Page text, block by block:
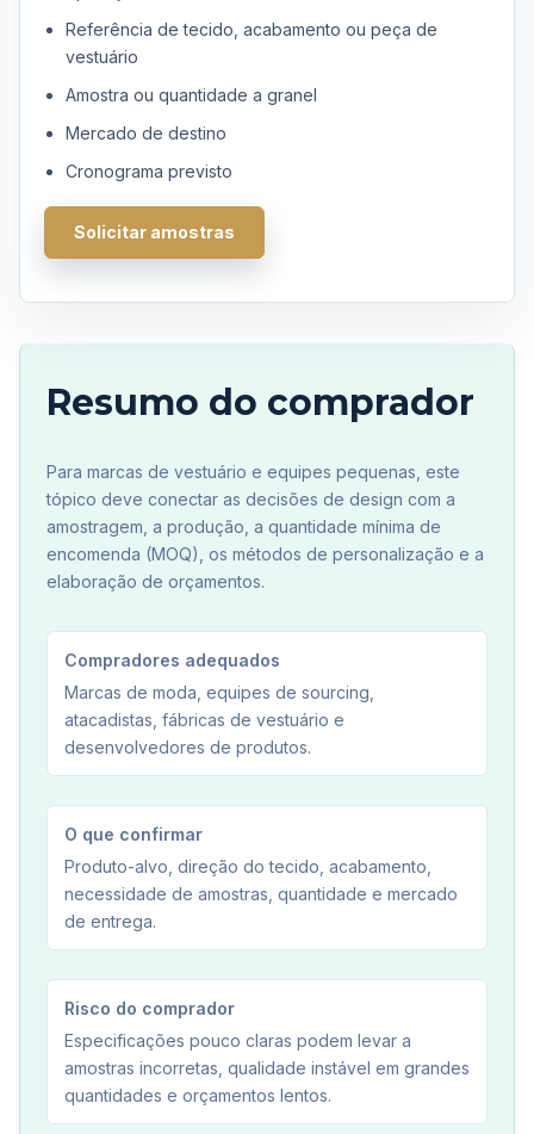
Resumo do comprador
Para marcas de vestuário e equipes pequenas, este
tópico deve conectar as decisões de design com a
amostragem, a produção, a quantidade mínima de
encomenda (MOQ), os métodos de personalização e a
elaboração de orçamentos.
Compradores adequados
Marcas de moda, equipes de sourcing,
atacadistas, fábricas de vestuário e
desenvolvedores de produtos.
O que confirmar
Produto-alvo, direção do tecido, acabamento,
necessidade de amostras, quantidade e mercado
de entrega.
Risco do comprador
Especificações pouco claras podem levar a
amostras incorretas, qualidade instável em grandes
quantidades e orçamentos lentos.
Referência de tecido, acabamento ou peça de
vestuário
Amostra ou quantidade a granel
Mercado de destino
Cronograma previsto
Solicitar amostras